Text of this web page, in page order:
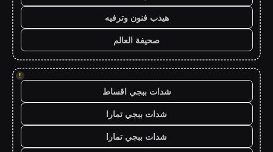
هيدب فنون وترفيه
صحيفة العالم
!
شدات ببجي اقساط
شدات ببجي تمارا
شدات ببجي تمارا